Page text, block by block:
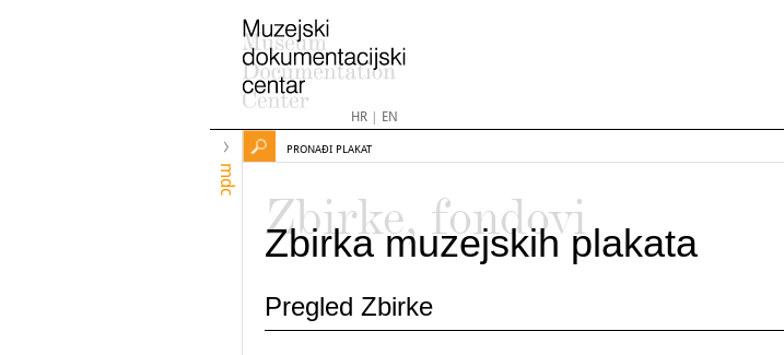
HR| EN
mdc
PRONAĐI PLAKAT
Zbirke, fondovi
Zbirka muzejskih plakata
Pregled Zbirke